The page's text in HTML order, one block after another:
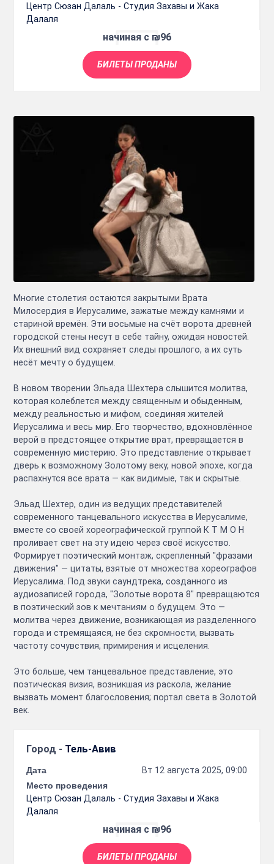
Центр Сюзан Далаль - Студия Захавы и Жака
Далаля
начиная с ₪96
БИЛЕТЫ ПРОДАНЫ
Многие столетия остаются закрытыми Врата
Милосердия в Иерусалиме, зажатые между камнями и
стариной времён. Эти восьмые на счёт ворота древней
городской стены несут в себе тайну, ожидая новостей.
Их внешний вид сохраняет следы прошлого, а их суть
несёт мечту о будущем.
В новом творении Эльада Шехтера слышится молитва,
которая колеблется между священным и обыденным,
между реальностью и мифом, соединяя жителей
Иерусалима и весь мир. Его творчество, вдохновлённое
верой в предстоящее открытие врат, превращается в
современную мистерию. Это представление открывает
дверь к возможному Золотому веку, новой эпохе, когда
распахнутся все врата — как видимые, так и скрытые.
Эльад Шехтер, один из ведущих представителей
современного танцевального искусства в Иерусалиме,
вместе со своей хореографической группой К Т М О Н
проливает свет на эту идею через своё искусство.
Формирует поэтический монтаж, скрепленный "фразами
движения" — цитаты, взятые от множества хореографов
Иерусалима. Под звуки саундтрека, созданного из
аудиозаписей города, "Золотые ворота 8" превращаются
в поэтический зов к мечтаниям о будущем. Это —
молитва через движение, возникающая из разделенного
города и стремящаяся, не без скромности, вызвать
частоту сочувствия, примирения и исцеления.
Это больше, чем танцевальное представление, это
поэтическая визия, возникшая из раскола, желание
вызвать момент благословения; портал света в Золотой
век.
Город - Тель-Авив
Дата
Вт 12 августа 2025, 09:00
Место проведения
Центр Сюзан Далаль - Студия Захавы и Жака
Далаля
начиная с ₪96
БИЛЕТЫ ПРОДАНЫ